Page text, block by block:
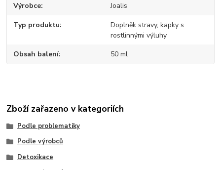
Výrobce Joalis
Typ produktu
Doplněk stravy, kapky s
rostlinnými výluhy
Obsah balení 50 ml
Zboží zařazeno v kategoriích
Podle problematiky
Podle výrobců
Detoxikace